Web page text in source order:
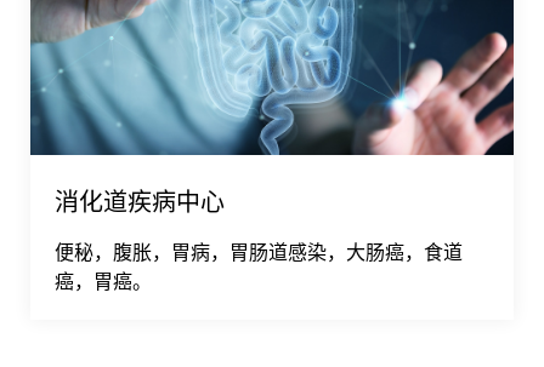
消化道疾病中心
便秘，腹胀，胃病，胃肠道感染，大肠癌，食道
癌，胃癌。